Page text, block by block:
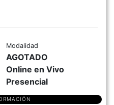
Modalidad
AGOTADO
Online en Vivo
Presencial